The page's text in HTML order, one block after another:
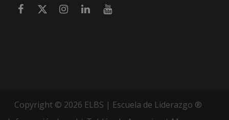
Copyright © 2026 ELBS | Escuela de Liderazgo ®